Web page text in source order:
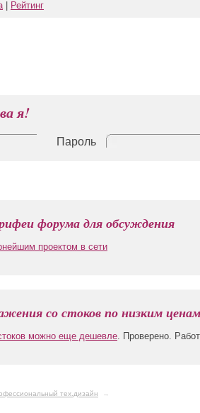
| Рейтинг
я!
Пароль
форума для обсуждения
проектом в сети
со стоков по низким ценам
можно еще дешевле. Проверено.
тех.дизайн →